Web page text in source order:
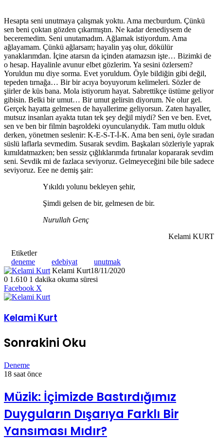
Hesapta seni unutmaya çalışmak yoktu. Ama mecburdum. Çünkü
sen beni çoktan gözden çıkarmıştın. Ne kadar denediysem de
beceremedim. Seni unutamadım. Ağlamak istiyordum. Ama
ağlayamam. Çünkü ağlarsam; hayalin yaş olur, dökülür
yanaklarımdan. İçine atarsın da içinden atamazsın işte… Bizimki de
o hesap. Hayalinle avunur elbet gözlerim. Ya sesini özlersem?
Yoruldun mu diye sorma. Evet yoruldum. Öyle bildiğin gibi değil,
tepeden tırnağa… Bir bir acıya boyuyorum kelimeleri. Sözler de
şiirler de küs bana. Mola istiyorum hayat. Sabrettikçe üstüme geliyor
gibisin. Belki bir umut… Bir umut gelirsin diyorum. Ne olur gel.
Gerçek hayatta gelmesen de hayallerime geliyorsun. Zaten hayaller,
mutsuz insanları ayakta tutan tek şey değil miydi? Sen ve ben. Evet,
sen ve ben bir filmin başroldeki oyuncularıydık. Tam mutlu olduk
derken, yönetmen seslenir: K-E-S-T-İ-K. Ama ben seni, öyle sıradan
süslü laflarla sevmedim. Susarak sevdim. Başkaları sözleriyle yaprak
kımıldatmazken; ben sessiz çığlıklarımda fırtınalar kopararak sevdim
seni. Sevdik mi de fazlaca seviyoruz. Gelmeyeceğini bile bile sadece
seviyoruz. Eee ne demiş şair:
Yıkıldı yolunu bekleyen şehir,
Şimdi gelsen de bir, gelmesen de bir.
Nurullah Genç
Kelami KURT
Etiketler
deneme
edebiyat
unutmak
Kelami Kurt18/11/2020
0 1.610 1 dakika okuma süresi
Facebook X
Posta
paylaş
Kelami Kurt
Sonrakini Oku
Deneme
18 saat önce
Müzik: İçimizde Bastırdığımız
Duyguların Dışarıya Farklı Bir
Yansıması Mıdır?